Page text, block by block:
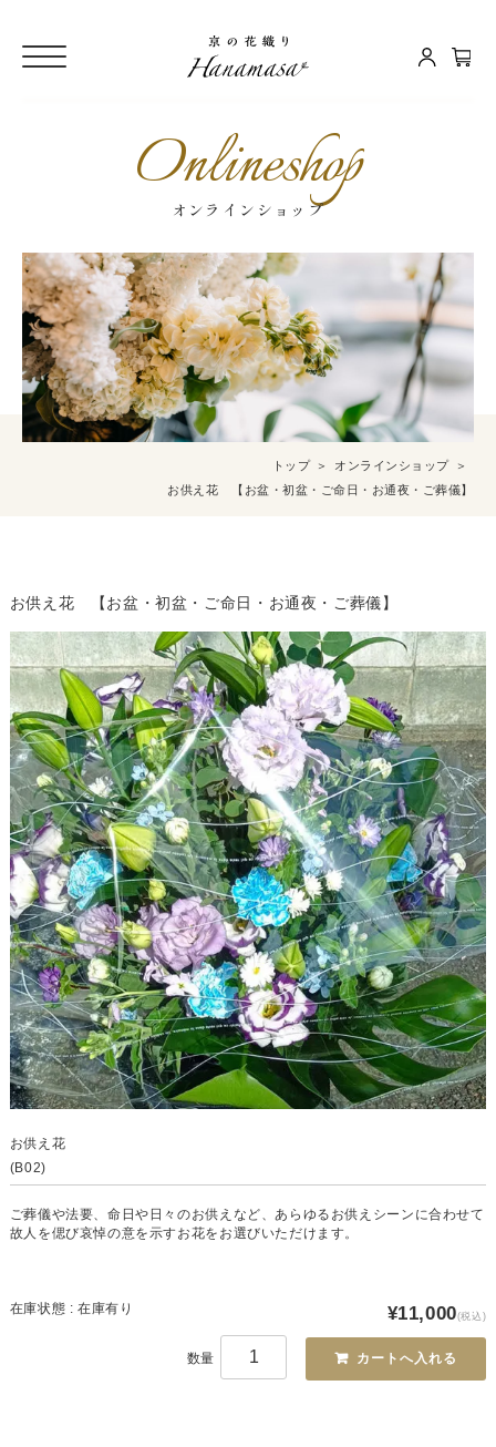
Onlineshop
オンラインショップ
トップ
オンラインショップ
お供え花 【お盆・初盆・ご命日・お通夜・ご葬儀】
お供え花 【お盆・初盆・ご命日・お通夜・ご葬儀】
お供え花
(B02)
ご葬儀や法要、命日や日々のお供えなど、あらゆるお供えシーンに合わせて
故人を偲び哀悼の意を示すお花をお選びいただけます。
在庫状態 : 在庫有り ¥11,000(税込)
数量